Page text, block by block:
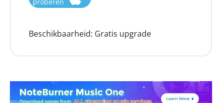
Beschikbaarheid: Gratis upgrade